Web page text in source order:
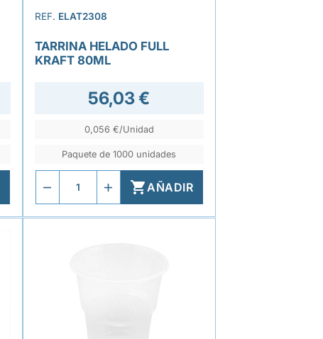
REF. ELAT2308
TARRINA HELADO FULL
KRAFT 80ML
56,03 €
0,056 €/Unidad
Paquete de 1000 unidades
AÑADIR